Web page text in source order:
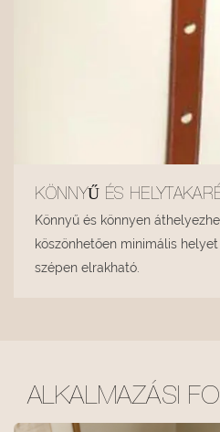
KÖNNYŰ ÉS
Könnyű és könnyen
köszönhetően minimális
szépen elrakható.
ALKALMAZÁSI